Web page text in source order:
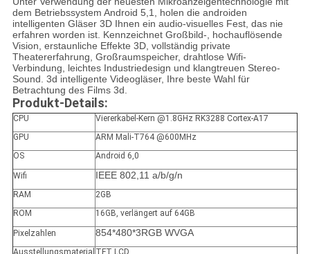
dem Betriebssystem Android 5,1, holen die androiden
intelligenten Gläser 3D Ihnen ein audio-visuelles Fest, das nie
erfahren worden ist. Kennzeichnet Großbild-, hochauflösende
Vision, erstaunliche Effekte 3D, vollständig private
Theatererfahrung, Großraumspeicher, drahtlose Wifi-
Verbindung, leichtes Industriedesign und klangtreuen Stereo-
Sound. 3d intelligente Videogläser, Ihre beste Wahl für
Betrachtung des Films 3d.
Produkt-Details:
CPU
Viererkabel-Kern @1.8GHz RK3288 Cortex-A17
GPU
ARM Mali-T764 @600MHz
OS
Android 6,0
Wifi IEEE 802,11 a/b/g/n
RAM
2GB
ROM
16GB, verlängert auf 64GB
Pixelzahlen 854*480*3RGB WVGA